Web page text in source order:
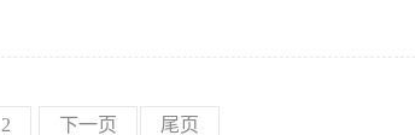
2 下一页 尾页